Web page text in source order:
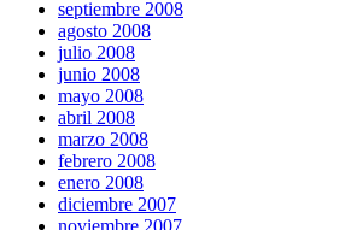
septiembre 2008
agosto 2008
julio 2008
junio 2008
mayo 2008
abril 2008
marzo 2008
febrero 2008
enero 2008
diciembre 2007
noviembre 2007